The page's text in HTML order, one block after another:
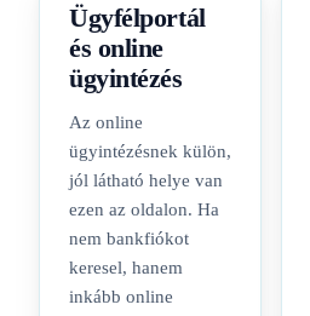
Ügyfélportál
és online
ügyintézés
Az online
ügyintézésnek külön,
jól látható helye van
ezen az oldalon. Ha
nem bankfiókot
keresel, hanem
inkább online